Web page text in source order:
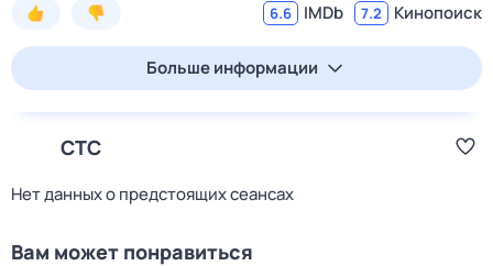
6.6 IMDb 7.2 Кинопоиск
Больше информации
СТС
Нет данных о предстоящих сеансах
Вам может понравиться